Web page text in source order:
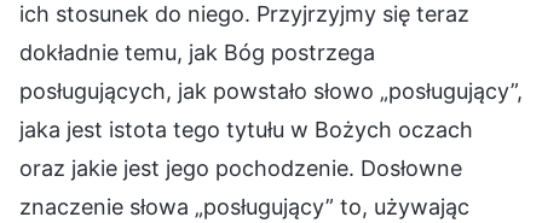
ich stosunek do niego. Przyjrzyjmy się teraz
dokładnie temu, jak Bóg postrzega
posługujących, jak powstało słowo „posługujący”,
jaka jest istota tego tytułu w Bożych oczach
oraz jakie jest jego pochodzenie. Dosłowne
znaczenie słowa „posługujący” to, używając